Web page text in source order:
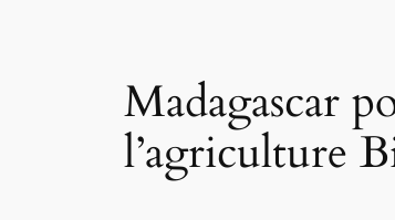
Madagascar
l’agriculture